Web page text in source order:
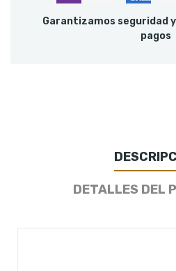
Garantizamos seguridad
pagos
DETALLES DEL